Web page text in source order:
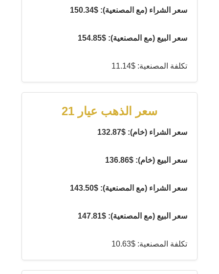
سعر الشراء (مع المصنعية): $150.34
سعر البيع (مع المصنعية): $154.85
تكلفة المصنعية: $11.14
سعر الذهب عيار 21
سعر الشراء (خام): $132.87
سعر البيع (خام): $136.86
سعر الشراء (مع المصنعية): $143.50
سعر البيع (مع المصنعية): $147.81
تكلفة المصنعية: $10.63